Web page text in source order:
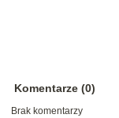
Komentarze (0)
Brak komentarzy